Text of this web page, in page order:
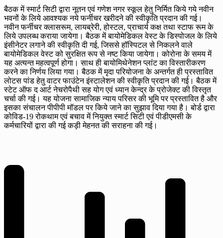
बैठक में स्मार्ट सिटी द्वारा नूतन एवं गणेश नगर स्कूल हेतु निर्मित किये गये नवीन
भवनों के लिये आवश्यक नये फर्नीचर खरीदने की स्वीकृति प्रदान की गई।
नवीन फर्नीचर क्लासरूम, लायब्रेरी, होस्टल, प्राचार्य कक्ष तथा स्टाफ रूम के
लिये उपलब्ध कराया जायेगा। बैठक में बायोमेडिकल वेस्ट के डिस्पोजल के लिये
इंसीनेटर लगाने की स्वीकृति दी गई, जिससे हॉस्पिटल से निकलने वाले
बायोमेडिकल वेस्ट को सुरक्षित रूप से नष्ट किया जायेगा। कोरोना के समय में
यह अत्यन्त महत्वपूर्ण होगा। साथ ही बायोमिथेनेशन प्लांट का विस्तारीकरण
करने का निर्णय लिया गया। बैठक में मृदा परियोजना के अन्तर्गत ही प्रस्तावित
लोटस पांड हेतु वाटर फाउंटेन इंस्टालेशन की स्वीकृति प्रदान की गई। बैठक में
स्टेट ऑफ द आर्ट नेचरोपैथी सह योग एवं ध्यान केन्द्र के प्रोजेक्ट की विस्तृत
चर्चा की गई। यह योजना सामाजिक न्याय परिसर की भूमि पर प्रस्तावित है और
इसका संचालन पीपीपी मॉडल पर किये जाने का सुझाव दिया गया है। बोर्ड द्वारा
कोविड-19 रोकथाम एवं बचाव में नियुक्त स्मार्ट सिटी एवं पीडीएमसी के
कर्मचारियों द्वारा की गई कड़ी मेहनत की सराहना की गई।